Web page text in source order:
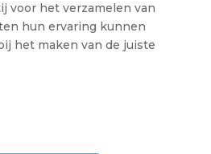
voor het verzamelen van
hun ervaring kunnen
het maken van de juiste